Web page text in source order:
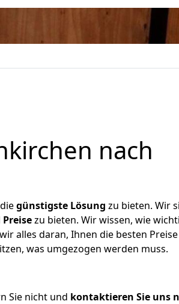
nach
günstigste Lösung zu bieten. Wir
zu bieten. Wir wissen, wie
alles daran, Ihnen die besten
was umgezogen werden muss.
Sie nicht und kontaktieren Sie uns